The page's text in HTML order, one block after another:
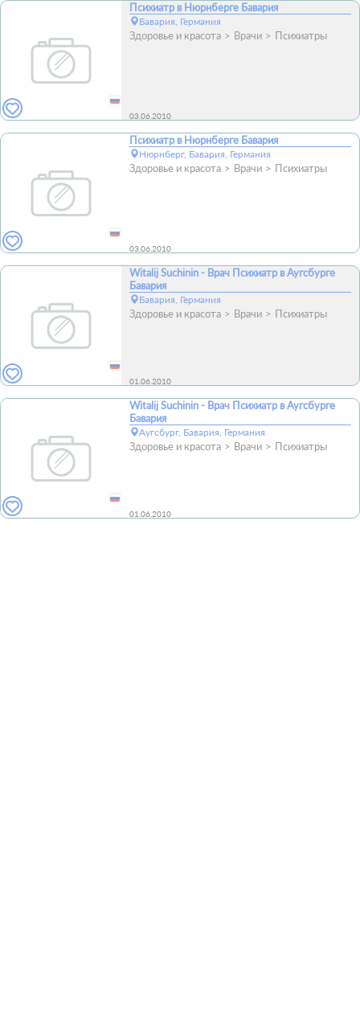
Психиатр в Нюрнберге Бавария
Бавария, Германия
Здоровье и красота Врачи Психиатры
03.06.2010
Психиатр в Нюрнберге Бавария
Нюрнберг, Бавария, Германия
Здоровье и красота Врачи Психиатры
03.06.2010
Witalij Suchinin - Врач Психиатр в Аугсбурге
Бавария
Бавария, Германия
Здоровье и красота Врачи Психиатры
01.06.2010
Witalij Suchinin - Врач Психиатр в Аугсбурге
Бавария
Аугсбург, Бавария, Германия
Здоровье и красота Врачи Психиатры
01.06.2010